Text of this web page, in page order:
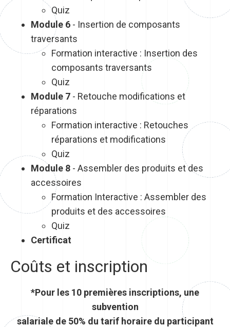
Quiz
Module 6 - Insertion de composants
traversants
Formation interactive : Insertion des
composants traversants
Quiz
Module 7 - Retouche modifications et
réparations
Formation interactive : Retouches
réparations et modifications
Quiz
Module 8 - Assembler des produits et des
accessoires
Formation Interactive : Assembler des
produits et des accessoires
Quiz
Certificat
Coûts et inscription
*Pour les 10 premières inscriptions, une
subvention
salariale de 50% du tarif horaire du participant